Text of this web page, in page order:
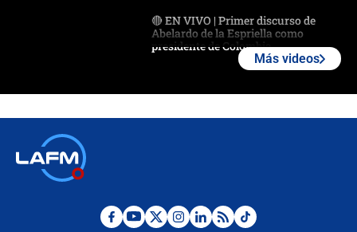
🔴 EN VIVO | Primer discurso de
Abelardo de la Espriella como
presidente de Colombia
Desde dermatitis hasta infecciones:
Más videos